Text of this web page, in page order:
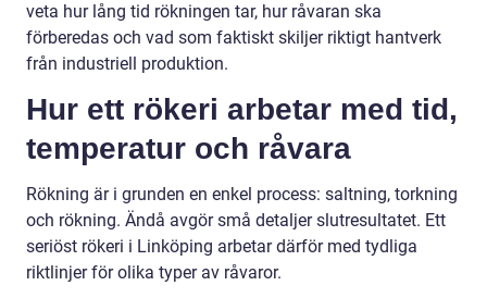
veta hur lång tid rökningen tar, hur råvaran ska
förberedas och vad som faktiskt skiljer riktigt hantverk
från industriell produktion.
Hur ett rökeri arbetar med tid,
temperatur och råvara
Rökning är i grunden en enkel process: saltning, torkning
och rökning. Ändå avgör små detaljer slutresultatet. Ett
seriöst rökeri i Linköping arbetar därför med tydliga
riktlinjer för olika typer av råvaror.